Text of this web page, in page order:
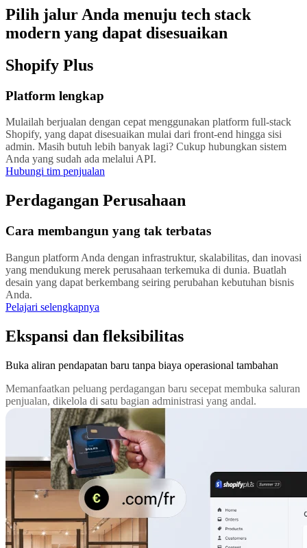
Pilih jalur Anda menuju tech stack
modern yang dapat disesuaikan
Shopify Plus
Platform lengkap
Mulailah berjualan dengan cepat menggunakan platform full-stack
Shopify, yang dapat disesuaikan mulai dari front-end hingga sisi
admin. Masih butuh lebih banyak lagi? Cukup hubungkan sistem
Anda yang sudah ada melalui API.
Hubungi tim penjualan
Perdagangan Perusahaan
Cara membangun yang tak terbatas
Bangun platform Anda dengan infrastruktur, skalabilitas, dan inovasi
yang mendukung merek perusahaan terkemuka di dunia. Buatlah
desain yang dapat berkembang seiring perubahan kebutuhan bisnis
Anda.
Pelajari selengkapnya
Ekspansi dan fleksibilitas
Buka aliran pendapatan baru tanpa biaya operasional tambahan
Memanfaatkan peluang perdagangan baru secepat membuka saluran
penjualan, dikelola di satu bagian administrasi yang andal.